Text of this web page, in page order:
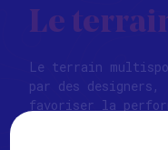
Le
Le terrain
par des designers,
favoriser la